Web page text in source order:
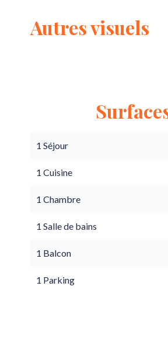
Autres visuels
1 Séjour
1 Cuisine
1 Chambre
1 Salle de bains
1 Balcon
1 Parking